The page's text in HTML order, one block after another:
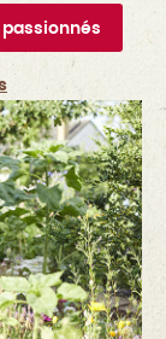
passionnés